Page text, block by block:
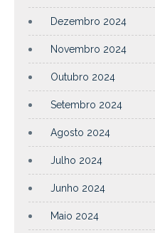
Dezembro 2024
Novembro 2024
Outubro 2024
Setembro 2024
Agosto 2024
Julho 2024
Junho 2024
Maio 2024